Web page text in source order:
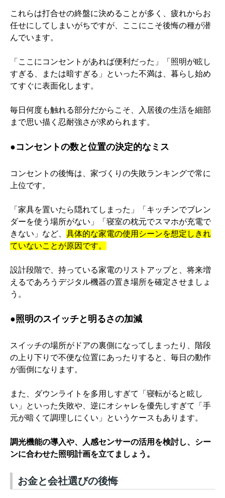
これらは打合せの終盤に決めることが多く、疲れからお
任せにしてしまいがちですが、ここにこそ後悔の種が潜
んでいます。
「ここにコンセントがあれば便利だった」「照明が眩し
すぎる、または暗すぎる」といった不満は、暮らし始め
てすぐに表面化します。
毎日何度も触れる部分だからこそ、入居後の生活を細部
まで思い描く忍耐強さが求められます。
●コンセントの数と位置の決定的なミス
コンセントの後悔は、家づくりの失敗ランキングで常に
上位です。
「家具を置いたら隠れてしまった」「キッチンでブレン
ダーを使う場所がない」「寝室の枕元でスマホが充電で
きない」など、 具体的な家電の使用シーンを想定しきれ
ていないことが原因です。
設計段階で、持っている家電のリストアップと、将来増
えるであろうデジタル機器の置き場所を確定させましょ
う。
●照明のスイッチと明るさの加減
スイッチの場所がドアの裏側になってしまったり、階段
の上り下りで不便な位置にあったりすると、毎日の動作
が面倒になります。
また、ダウンライトを多用しすぎて「寝転がると眩し
い」といった失敗や、逆にオシャレを優先しすぎて「手
元が暗くて調理しにくい」というケースもあります。
調光機能の導入や、人感センサーの活用を検討し、シー
ンに合わせた照明計画を立てましょう。
お金と会社選びの後悔